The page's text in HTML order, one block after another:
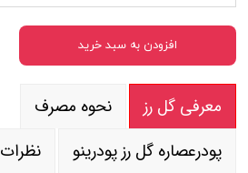
افزودن به سبد خرید
معرفی گل رز
نحوه مصرف
پودرعصاره گل رز پودرینو
نظرات